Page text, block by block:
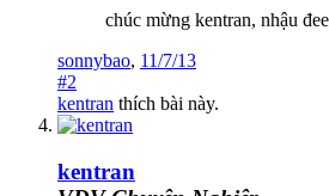
chúc mừng kentran, nhậu
sonnybao, 11/7/13
#2
kentran thích bài này.
kentran